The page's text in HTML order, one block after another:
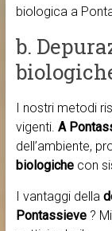
biologica a
b.
I nostri metodi
vigenti. A
dell’ambiente,
biologichecon
I vantaggi della
Pontassieve ?